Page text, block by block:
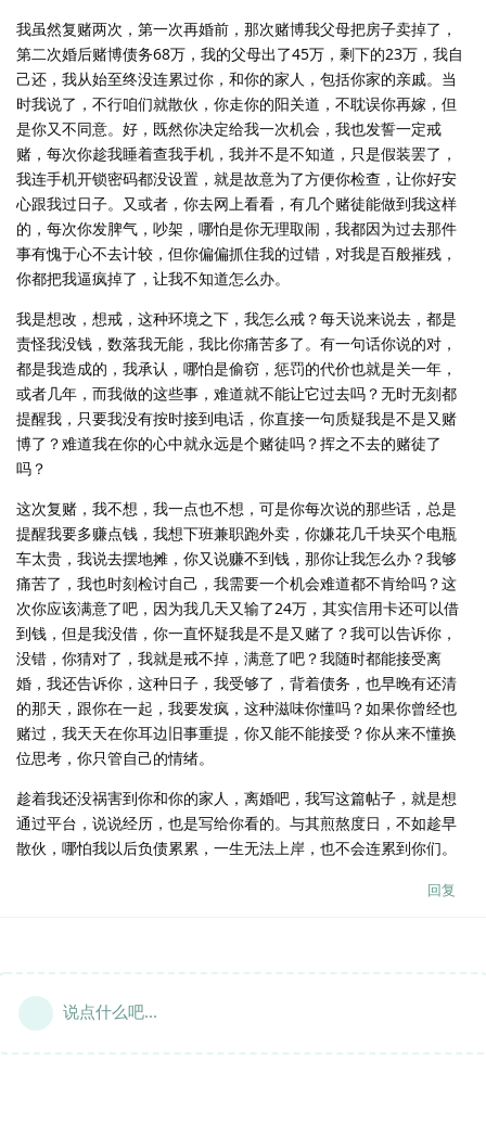
我虽然复赌两次，第一次再婚前，那次赌博我父母把房子卖掉了，
第二次婚后赌博债务68万，我的父母出了45万，剩下的23万，我自
己还，我从始至终没连累过你，和你的家人，包括你家的亲戚。当
时我说了，不行咱们就散伙，你走你的阳关道，不耽误你再嫁，但
是你又不同意。好，既然你决定给我一次机会，我也发誓一定戒
赌，每次你趁我睡着查我手机，我并不是不知道，只是假装罢了，
我连手机开锁密码都没设置，就是故意为了方便你检查，让你好安
心跟我过日子。又或者，你去网上看看，有几个赌徒能做到我这样
的，每次你发脾气，吵架，哪怕是你无理取闹，我都因为过去那件
事有愧于心不去计较，但你偏偏抓住我的过错，对我是百般摧残，
你都把我逼疯掉了，让我不知道怎么办。
我是想改，想戒，这种环境之下，我怎么戒？每天说来说去，都是
责怪我没钱，数落我无能，我比你痛苦多了。有一句话你说的对，
都是我造成的，我承认，哪怕是偷窃，惩罚的代价也就是关一年，
或者几年，而我做的这些事，难道就不能让它过去吗？无时无刻都
提醒我，只要我没有按时接到电话，你直接一句质疑我是不是又赌
博了？难道我在你的心中就永远是个赌徒吗？挥之不去的赌徒了
吗？
这次复赌，我不想，我一点也不想，可是你每次说的那些话，总是
提醒我要多赚点钱，我想下班兼职跑外卖，你嫌花几千块买个电瓶
车太贵，我说去摆地摊，你又说赚不到钱，那你让我怎么办？我够
痛苦了，我也时刻检讨自己，我需要一个机会难道都不肯给吗？这
次你应该满意了吧，因为我几天又输了24万，其实信用卡还可以借
到钱，但是我没借，你一直怀疑我是不是又赌了？我可以告诉你，
没错，你猜对了，我就是戒不掉，满意了吧？我随时都能接受离
婚，我还告诉你，这种日子，我受够了，背着债务，也早晚有还清
的那天，跟你在一起，我要发疯，这种滋味你懂吗？如果你曾经也
赌过，我天天在你耳边旧事重提，你又能不能接受？你从来不懂换
位思考，你只管自己的情绪。
趁着我还没祸害到你和你的家人，离婚吧，我写这篇帖子，就是想
通过平台，说说经历，也是写给你看的。与其煎熬度日，不如趁早
散伙，哪怕我以后负债累累，一生无法上岸，也不会连累到你们。
回复
说点什么吧...